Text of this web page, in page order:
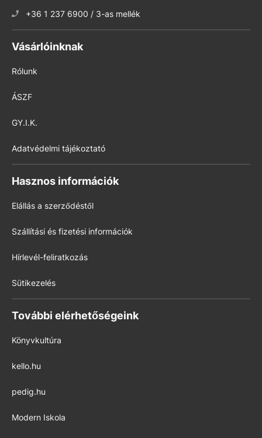
+36 1 237 6900 / 3-as mellék
Vásárlóinknak
Rólunk
ÁSZF
GY.I.K.
Adatvédelmi tájékoztató
Hasznos információk
Elállás a szerződéstől
Szállítási és fizetési információk
Hírlevél-feliratkozás
Sütikezelés
További elérhetőségeink
Könyvkultúra
kello.hu
pedig.hu
Modern Iskola